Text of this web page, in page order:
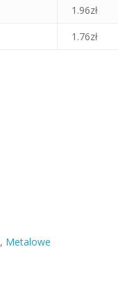
1.96zł
1.76zł
, Metalowe